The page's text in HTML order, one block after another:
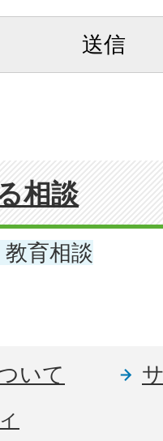
相談
育相談
いて